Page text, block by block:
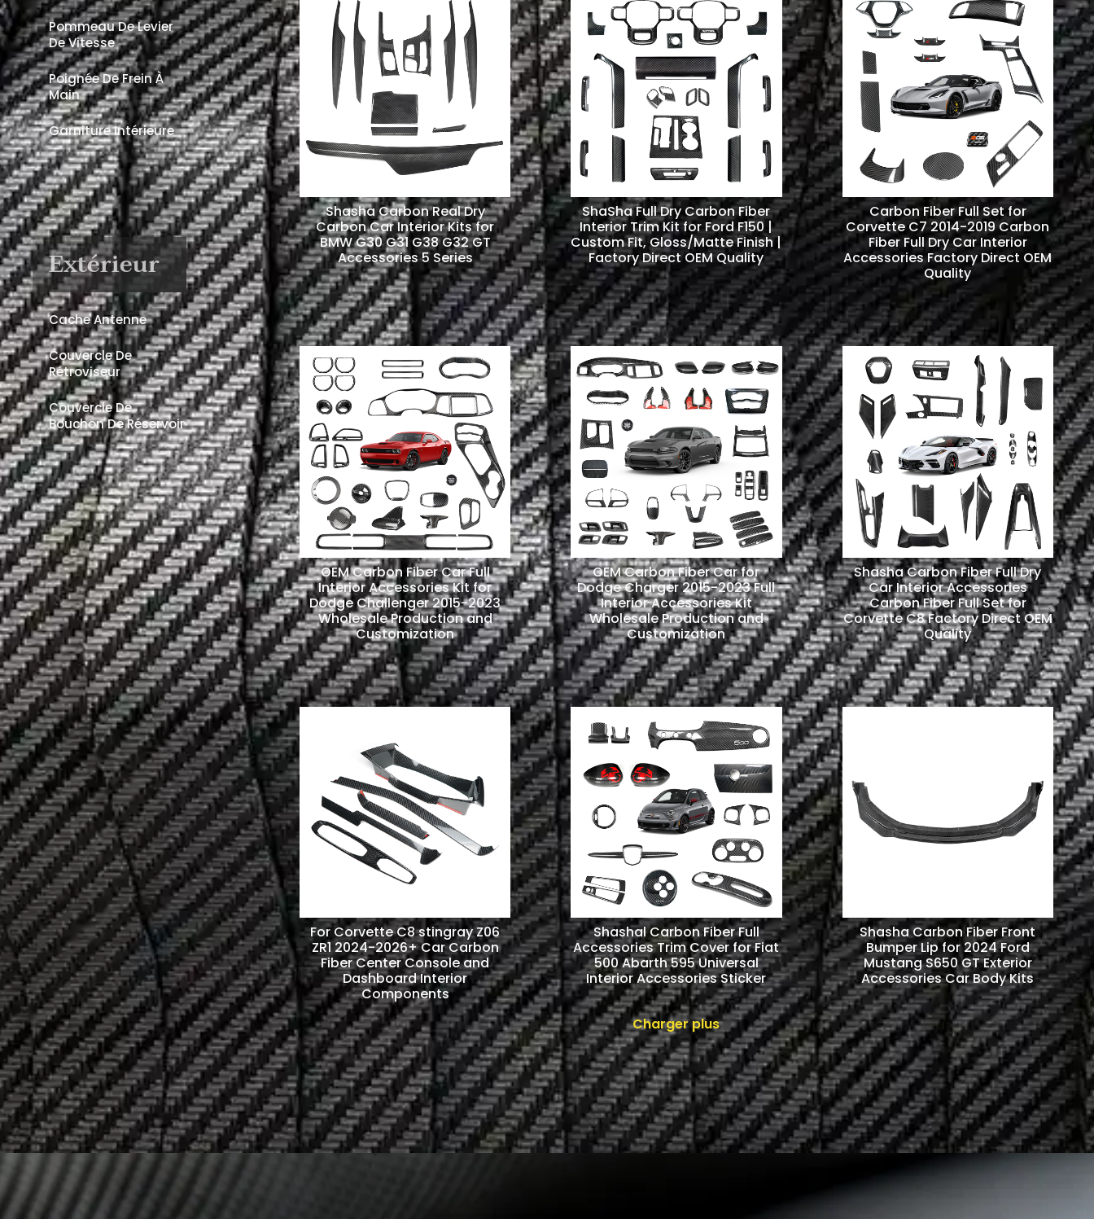
Pommeau De Levier
De Vitesse
Poignée De Frein À
Main
Garniture Intérieure
Extérieur
Cache Antenne
Couvercle De
Rétroviseur
Couvercle De
Bouchon De Réservoir
Shasha Carbon Real Dry
Carbon Car Interior Kits for
BMW G30 G31 G38 G32 GT
Accessories 5 Series
ShaSha Full Dry Carbon Fiber
Interior Trim Kit for Ford F150 |
Custom Fit, Gloss/Matte Finish |
Factory Direct OEM Quality
Carbon Fiber Full Set for
Corvette C7 2014-2019 Carbon
Fiber Full Dry Car Interior
Accessories Factory Direct OEM
Quality
OEM Carbon Fiber Car Full
Interior Accessories Kit for
Dodge Challenger 2015-2023
Wholesale Production and
Customization
OEM Carbon Fiber Car for
Dodge Charger 2015-2023 Full
Interior Accessories Kit
Wholesale Production and
Customization
Shasha Carbon Fiber Full Dry
Car Interior Accessories
Carbon Fiber Full Set for
Corvette C8 Factory Direct OEM
Quality
For Corvette C8 stingray Z06
ZR1 2024-2026+ Car Carbon
Fiber Center Console and
Dashboard Interior
Components
Shashal Carbon Fiber Full
Accessories Trim Cover for Fiat
500 Abarth 595 Universal
Interior Accessories Sticker
Shasha Carbon Fiber Front
Bumper Lip for 2024 Ford
Mustang S650 GT Exterior
Accessories Car Body Kits
Charger plus